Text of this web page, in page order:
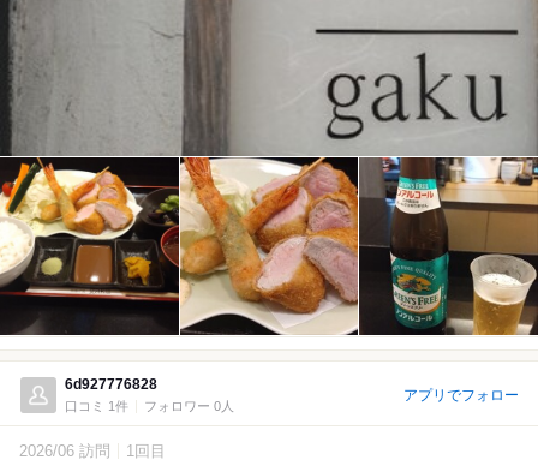
6d927776828
口コミ 1件 フォロワー 0人
アプリでフォロー
2026/06 訪問 1回目